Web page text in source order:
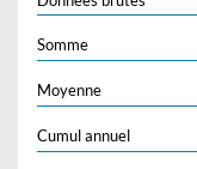
Somme
Moyenne
Cumul annuel